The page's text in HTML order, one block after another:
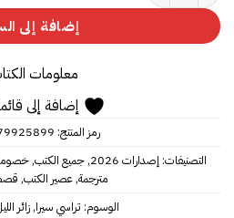
إضافة إلى
معلومات
إضافة إلى
رمز المنتج:
التصنيفات: إصدارات 2026 ,جميع الكتب,
مترجمة,عصير الكتب,
الوسوم: تراسي سيرا,زائر